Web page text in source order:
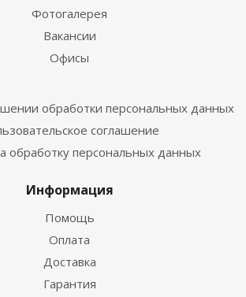
Фотогалерея
Вакансии
Офисы
обработки персональных данных
соглашение
обработку персональных данных
Информация
Помощь
Оплата
Доставка
Гарантия